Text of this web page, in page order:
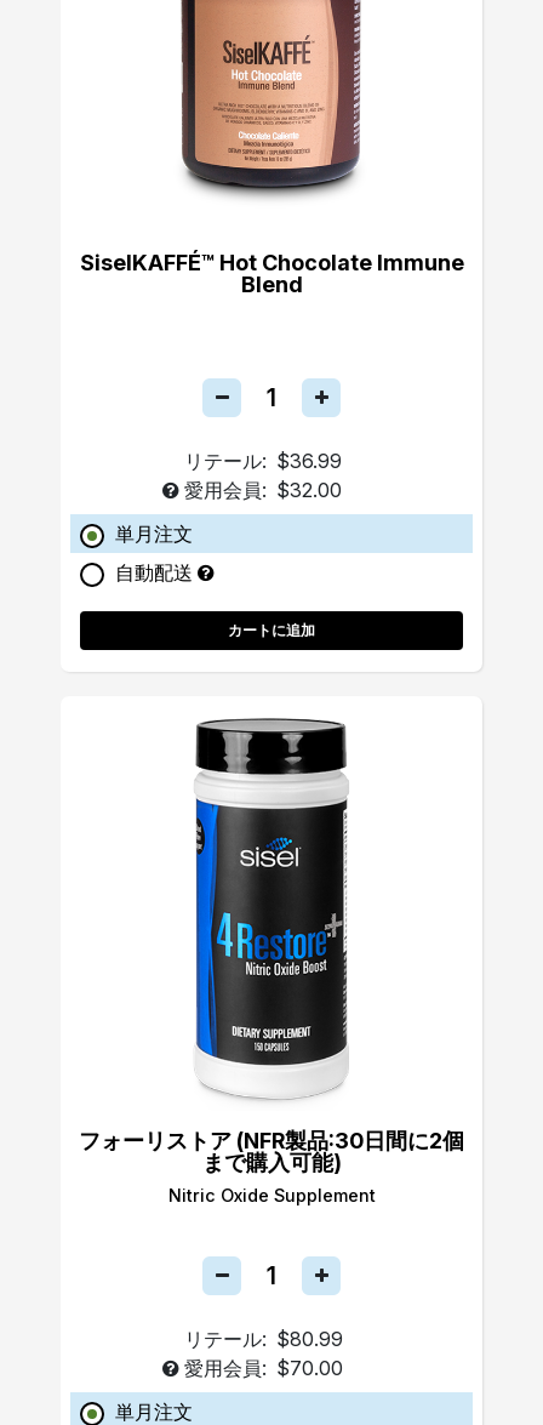
SiselKAFFÉ™ Hot Chocolate Immune
Blend
リテール: $36.99
愛用会員: $32.00
単月注文
自動配送
カートに追加
フォーリストア (NFR製品:30日間に2個
まで購入可能)
Nitric Oxide Supplement
リテール: $80.99
愛用会員: $70.00
単月注文